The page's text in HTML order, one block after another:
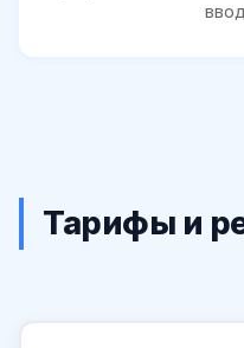
Тарифы и